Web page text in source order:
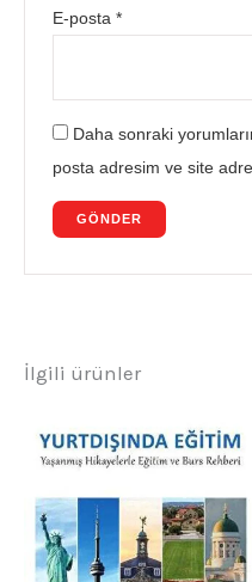
E-posta*
Daha sonraki
posta adresim ve site
İlgili ürünler